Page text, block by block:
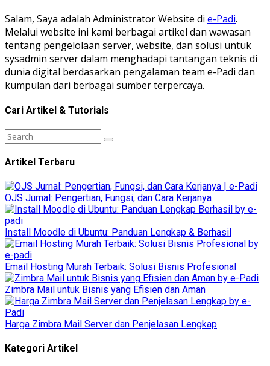
Salam, Saya adalah Administrator Website di e-Padi.
Melalui website ini kami berbagai artikel dan wawasan
tentang pengelolaan server, website, dan solusi untuk
sysadmin server dalam menghadapi tantangan teknis di
dunia digital berdasarkan pengalaman team e-Padi dan
kumpulan dari berbagai sumber terpercaya.
Cari Artikel & Tutorials
Artikel Terbaru
OJS Jurnal: Pengertian, Fungsi, dan Cara Kerjanya
Install Moodle di Ubuntu: Panduan Lengkap & Berhasil
Email Hosting Murah Terbaik: Solusi Bisnis Profesional
Zimbra Mail untuk Bisnis yang Efisien dan Aman
Harga Zimbra Mail Server dan Penjelasan Lengkap
Kategori Artikel